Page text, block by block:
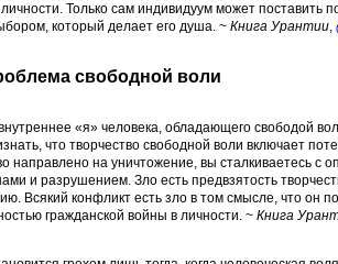
Только сам индивидуум может поставить
который делает его душа. ~ Книга Урантии,
свободной воли
«я» человека, обладающего свободой
что творчество свободной воли включает
направлено на уничтожение, вы сталкиваетесь с
и разрушением. Зло есть предвзятость
Всякий конфликт есть зло в том смысле, что он
гражданской войны в личности. ~ Книга